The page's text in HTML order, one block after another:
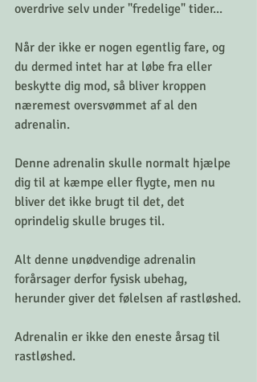
overdrive selv under "fredelige" tider...
Når der ikke er nogen egentlig fare, og
du dermed intet har at løbe fra eller
beskytte dig mod, så bliver kroppen
næremest oversvømmet af al den
adrenalin.
Denne adrenalin skulle normalt hjælpe
dig til at kæmpe eller flygte, men nu
bliver det ikke brugt til det, det
oprindelig skulle bruges til.
Alt denne unødvendige adrenalin
forårsager derfor fysisk ubehag,
herunder giver det følelsen af rastløshed.
Adrenalin er ikke den eneste årsag til
rastløshed.